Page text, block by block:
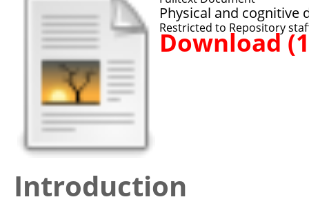
Physical and
Restricted to Repository
Download
Introduction